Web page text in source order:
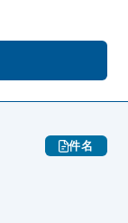
件名